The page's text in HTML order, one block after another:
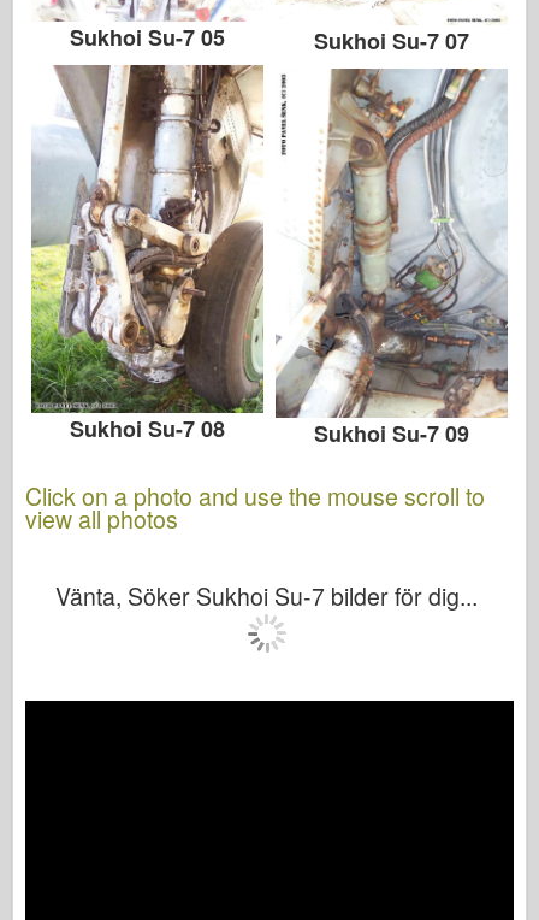
Sukhoi Su-7 05 Sukhoi Su-7 07
Sukhoi Su-7 08 Sukhoi Su-7 09
Click on a photo and use the mouse scroll to
view all photos
Vänta, Söker Sukhoi Su-7 bilder för dig...